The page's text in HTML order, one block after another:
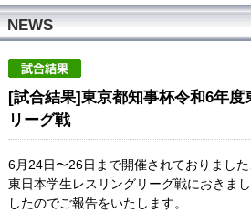
TOP
新着情報
スケジュール
フォトギャラリー
NEWS
[試合結果]東京都知事杯令和6年度
リーグ戦
6月24日〜26日まで開催されておりまし
東日本学生レスリングリーグ戦におきま
したのでご報告をいたします。